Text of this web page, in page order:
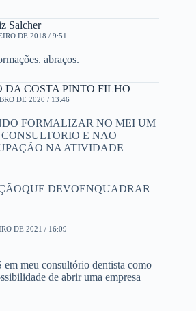
Salcher
DE 2018 / 9:51
abraços.
DA COSTA PINTO FILHO
DE 2020 / 13:46
FORMALIZAR NO MEI UM
E NAO
NA ATIVIDADE
DEVOENQUADRAR
DE 2021 / 16:09
meu consultório dentista como
de abrir uma empresa